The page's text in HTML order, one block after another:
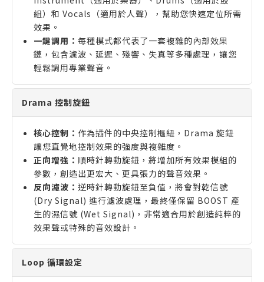
組）和 Vocals（適用於人聲），幫助您快速定位所需
效果。
一鍵調用： 每種模式都代表了一套複雜的內部效果
鏈，包含濾波、延遲、殘響、失真等多種處理，讓您
輕鬆調用專業聲音。
Drama 控制旋鈕
核心控制： 作為插件的中央控制樞紐，Drama 旋鈕
讓您直覺地控制效果的強度與複雜度。
正向增強： 順時針轉動旋鈕，將增加所有效果模組的
參數，創造出更宏大、更具張力的聲音效果。
反向濾波： 逆時針轉動旋鈕至負值，將會對乾信號
(Dry Signal) 進行濾波處理，最終僅保留 BOOST 產
生的濕信號 (Wet Signal)，非常適合用於創造純粹的
效果聲或特殊的音效設計。
Loop 循環設定